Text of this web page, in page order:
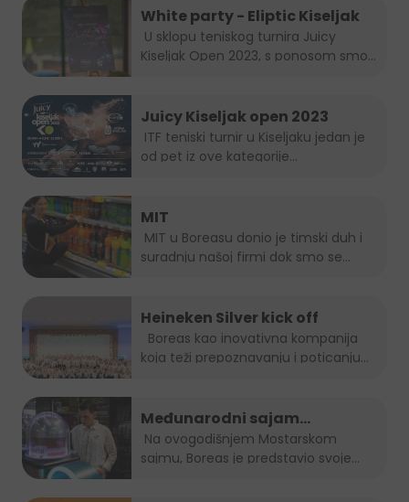
White party - Eliptic Kiseljak
Kiseljak Open 2023, s ponosom smo...
Juicy Kiseljak open 2023
od pet iz ove kategorije...
MIT
suradnju našoj firmi dok smo se...
Heineken Silver kick off
koja teži prepoznavanju i poticanju
Međunarodni sajam
gospodarstva Mostar 2023.
sajmu, Boreas je predstavio svoje